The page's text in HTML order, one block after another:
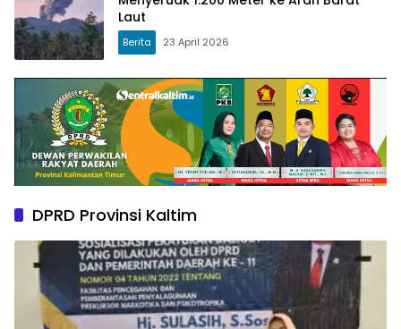
Laut
Berita 23 April 2026
DPRD Provinsi Kaltim